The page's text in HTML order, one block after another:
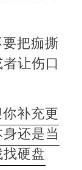
把痂撕
让伤口
补充更
还是当
硬盘